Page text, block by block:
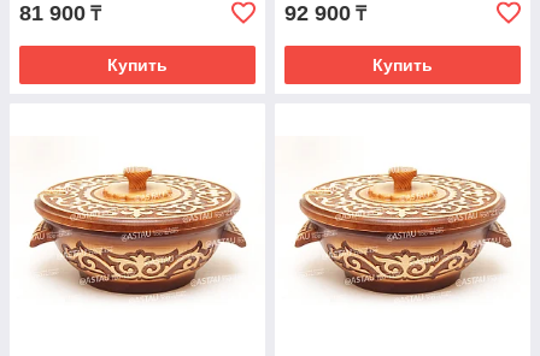
81 900 ₸
Купить
92 900 ₸
Купить